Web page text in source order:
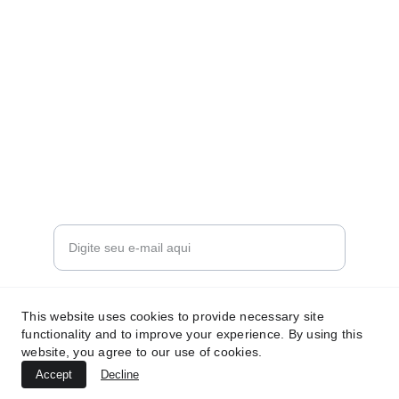
Enviar solicitação de serviço
This website uses cookies to provide necessary site
functionality and to improve your experience. By using this
website, you agree to our use of cookies.
Accept Decline